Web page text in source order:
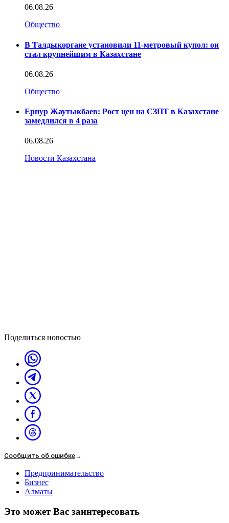
06.08.26
Общество
В Талдыкоргане установили 11-метровый купол: он
стал крупнейшим в Казахстане
06.08.26
Общество
Ернур Жаутыкбаев: Рост цен на СЗПТ в Казахстане
замедлился в 4 раза
06.08.26
Новости Казахстана
Поделиться новостью
Сообщить об ошибке→
Предпринимательство
Бизнес
Алматы
Это может Вас заинтересовать